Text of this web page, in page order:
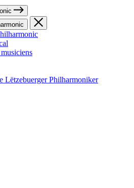
Lëtzebuerger Philharmoniker